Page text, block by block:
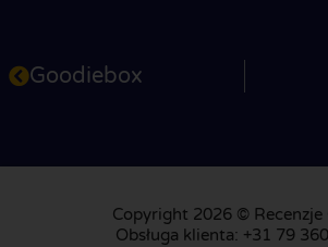
Goodiebox
Copyright 2026 © Recenzje
Obsługa klienta: +31 79